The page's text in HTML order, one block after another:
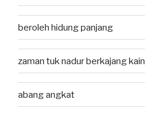
beroleh hidung panjang
zaman tuk nadur berkajang kain
abang angkat